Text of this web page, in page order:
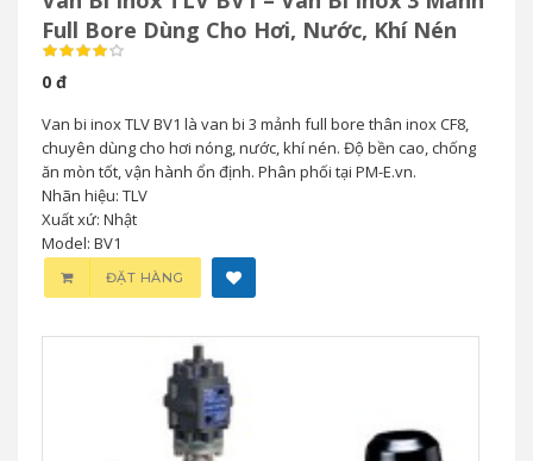
Full Bore Dùng Cho Hơi, Nước, Khí Nén
0 đ
Van bi inox TLV BV1 là van bi 3 mảnh full bore thân inox CF8,
chuyên dùng cho hơi nóng, nước, khí nén. Độ bền cao, chống
ăn mòn tốt, vận hành ổn định. Phân phối tại PM-E.vn.
Nhãn hiệu: TLV
Xuất xứ: Nhật
Model: BV1
ĐẶT HÀNG